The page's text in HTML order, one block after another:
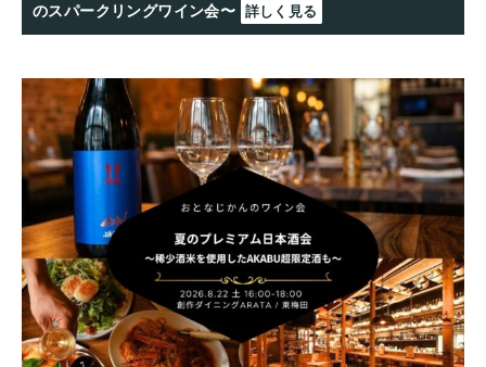
のスパークリングワイン会〜 詳しく見る